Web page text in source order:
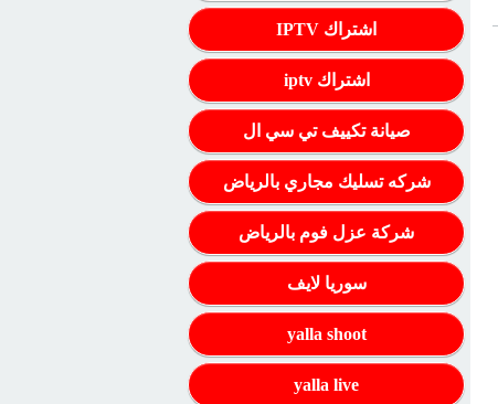
اشتراك IPTV
اشتراك iptv
صيانة تكييف تي سي ال
شركه تسليك مجاري بالرياض
شركة عزل فوم بالرياض
سوريا لايف
yalla shoot
yalla live